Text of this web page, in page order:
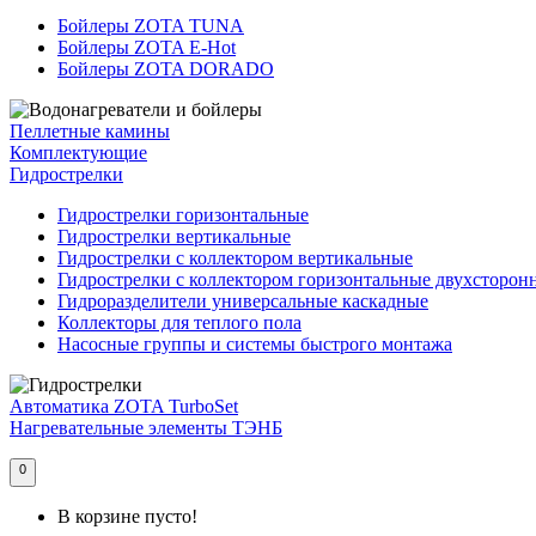
Бойлеры ZOTA TUNA
Бойлеры ZOTA E-Hot
Бойлеры ZOTA DORADO
Пеллетные камины
Комплектующие
Гидрострелки
Гидрострелки горизонтальные
Гидрострелки вертикальные
Гидрострелки с коллектором вертикальные
Гидрострелки с коллектором горизонтальные
Гидроразделители универсальные каскадные
Коллекторы для теплого пола
Насосные группы и системы быстрого монтажа
Автоматика ZOTA TurboSet
Нагревательные элементы ТЭНБ
0
В корзине пусто!